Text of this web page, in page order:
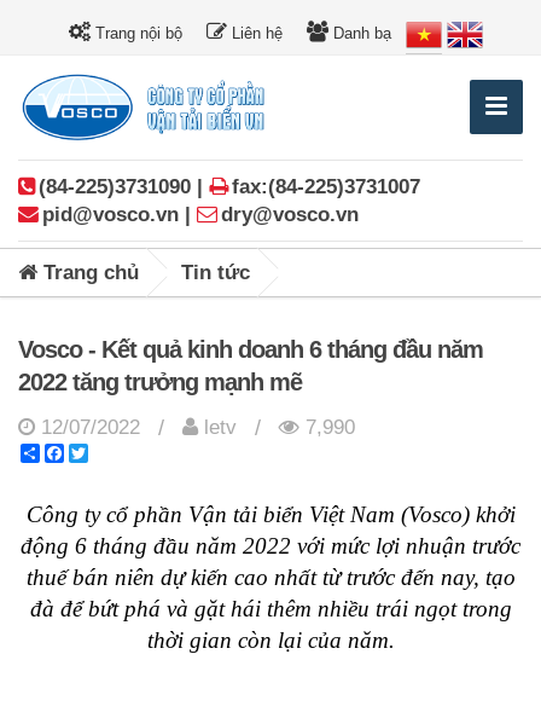
Trang nội bộ Liên hệ Danh bạ
(84-225)3731090 |
fax:(84-225)3731007
pid@vosco.vn |
dry@vosco.vn
Trang chủ Tin tức
Vosco - Kết quả kinh doanh 6 tháng đầu năm
2022 tăng trưởng mạnh mẽ
12/07/2022 / letv /
7,990
ShareFacebook
Công ty cổ phần Vận tải biển Việt Nam (Vosco) khởi
động 6 tháng đầu năm 2022 với mức lợi nhuận trước
thuế bán niên dự kiến cao nhất từ trước đến nay, tạo
đà để bứt phá và gặt hái thêm nhiều trái ngọt trong
thời gian còn lại của năm.